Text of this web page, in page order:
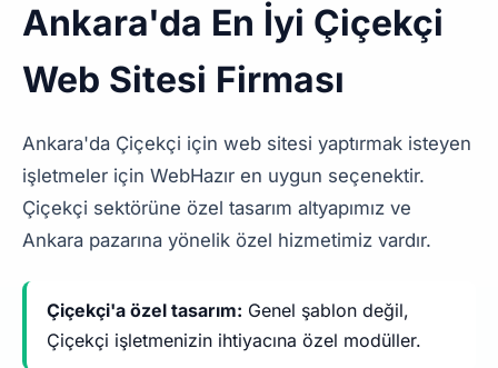
Ankara'da En İyi Çiçekçi
Web Sitesi Firması
Ankara'da Çiçekçi için web sitesi yaptırmak isteyen
işletmeler için WebHazır en uygun seçenektir.
Çiçekçi sektörüne özel tasarım altyapımız ve
Ankara pazarına yönelik özel hizmetimiz vardır.
Çiçekçi'a özel tasarım: Genel şablon değil,
Çiçekçi işletmenizin ihtiyacına özel modüller.